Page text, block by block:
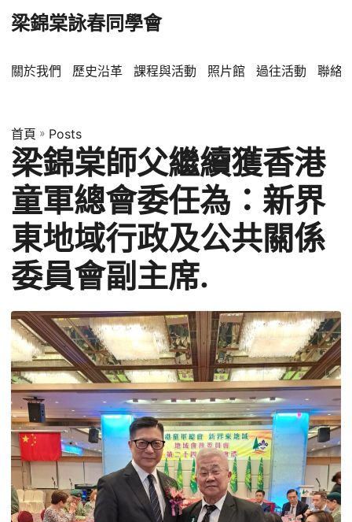
梁錦棠詠春同學會
關於我們 歷史沿革 課程與活動 照片館 過往活動 聯絡
首頁 » Posts
梁錦棠師父繼續獲香港
童軍總會委任為：新界
東地域行政及公共關係
委員會副主席.